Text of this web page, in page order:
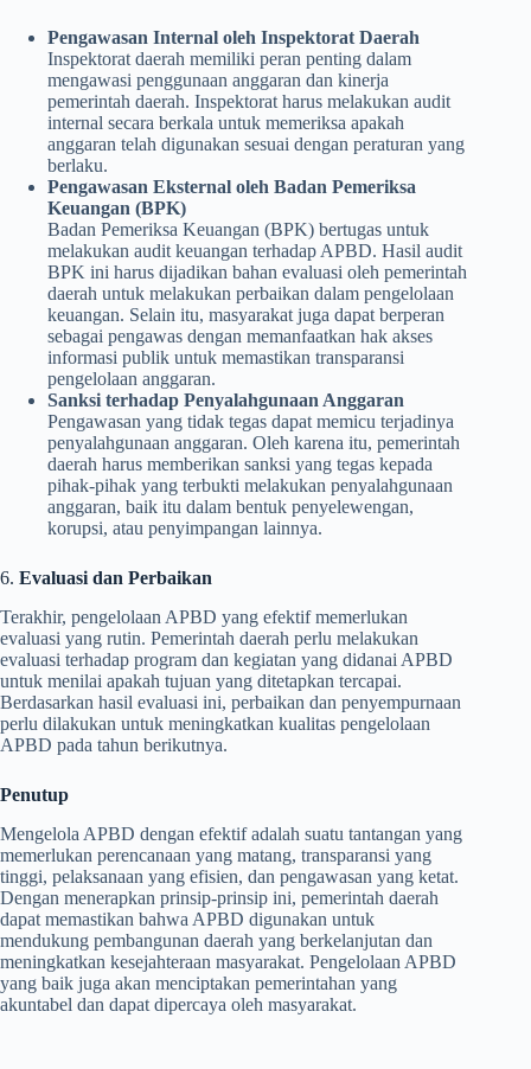
Pengawasan Internal oleh Inspektorat Daerah
Inspektorat daerah memiliki peran penting dalam
mengawasi penggunaan anggaran dan kinerja
pemerintah daerah. Inspektorat harus melakukan audit
internal secara berkala untuk memeriksa apakah
anggaran telah digunakan sesuai dengan peraturan yang
berlaku.
Pengawasan Eksternal oleh Badan Pemeriksa
Keuangan (BPK)
Badan Pemeriksa Keuangan (BPK) bertugas untuk
melakukan audit keuangan terhadap APBD. Hasil audit
BPK ini harus dijadikan bahan evaluasi oleh pemerintah
daerah untuk melakukan perbaikan dalam pengelolaan
keuangan. Selain itu, masyarakat juga dapat berperan
sebagai pengawas dengan memanfaatkan hak akses
informasi publik untuk memastikan transparansi
pengelolaan anggaran.
Sanksi terhadap Penyalahgunaan Anggaran
Pengawasan yang tidak tegas dapat memicu terjadinya
penyalahgunaan anggaran. Oleh karena itu, pemerintah
daerah harus memberikan sanksi yang tegas kepada
pihak-pihak yang terbukti melakukan penyalahgunaan
anggaran, baik itu dalam bentuk penyelewengan,
korupsi, atau penyimpangan lainnya.
6. Evaluasi dan Perbaikan
Terakhir, pengelolaan APBD yang efektif memerlukan
evaluasi yang rutin. Pemerintah daerah perlu melakukan
evaluasi terhadap program dan kegiatan yang didanai APBD
untuk menilai apakah tujuan yang ditetapkan tercapai.
Berdasarkan hasil evaluasi ini, perbaikan dan penyempurnaan
perlu dilakukan untuk meningkatkan kualitas pengelolaan
APBD pada tahun berikutnya.
Penutup
Mengelola APBD dengan efektif adalah suatu tantangan yang
memerlukan perencanaan yang matang, transparansi yang
tinggi, pelaksanaan yang efisien, dan pengawasan yang ketat.
Dengan menerapkan prinsip-prinsip ini, pemerintah daerah
dapat memastikan bahwa APBD digunakan untuk
mendukung pembangunan daerah yang berkelanjutan dan
meningkatkan kesejahteraan masyarakat. Pengelolaan APBD
yang baik juga akan menciptakan pemerintahan yang
akuntabel dan dapat dipercaya oleh masyarakat.